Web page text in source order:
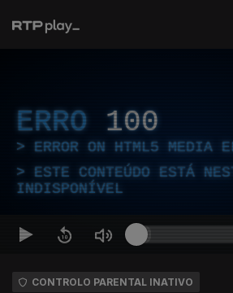
ERRO 100
ERROR ON HTML5 MEDIA
ESTE CONTEÚDO ESTÁ
INDISPONÍVEL
CONTROLO PARENTAL INATIVO